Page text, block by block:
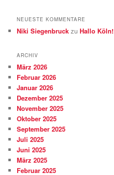
NEUESTE KOMMENTARE
Niki Siegenbruck zuHallo Köln!
ARCHIV
März 2026
Februar 2026
Januar 2026
Dezember 2025
November 2025
Oktober 2025
September 2025
Juli 2025
Juni 2025
März 2025
Februar 2025